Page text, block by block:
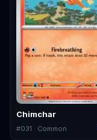
Chimchar
#031 · Common